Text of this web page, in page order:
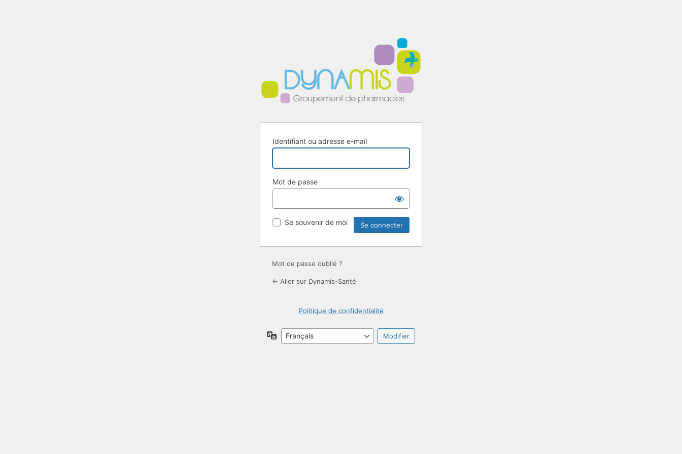
Identifiant ou adresse e-mail
Mot de passe
Se souvenir de moi
Mot de passe oublié ?
← Aller sur Dynamis-Santé
Politique de confidentialité
Langue